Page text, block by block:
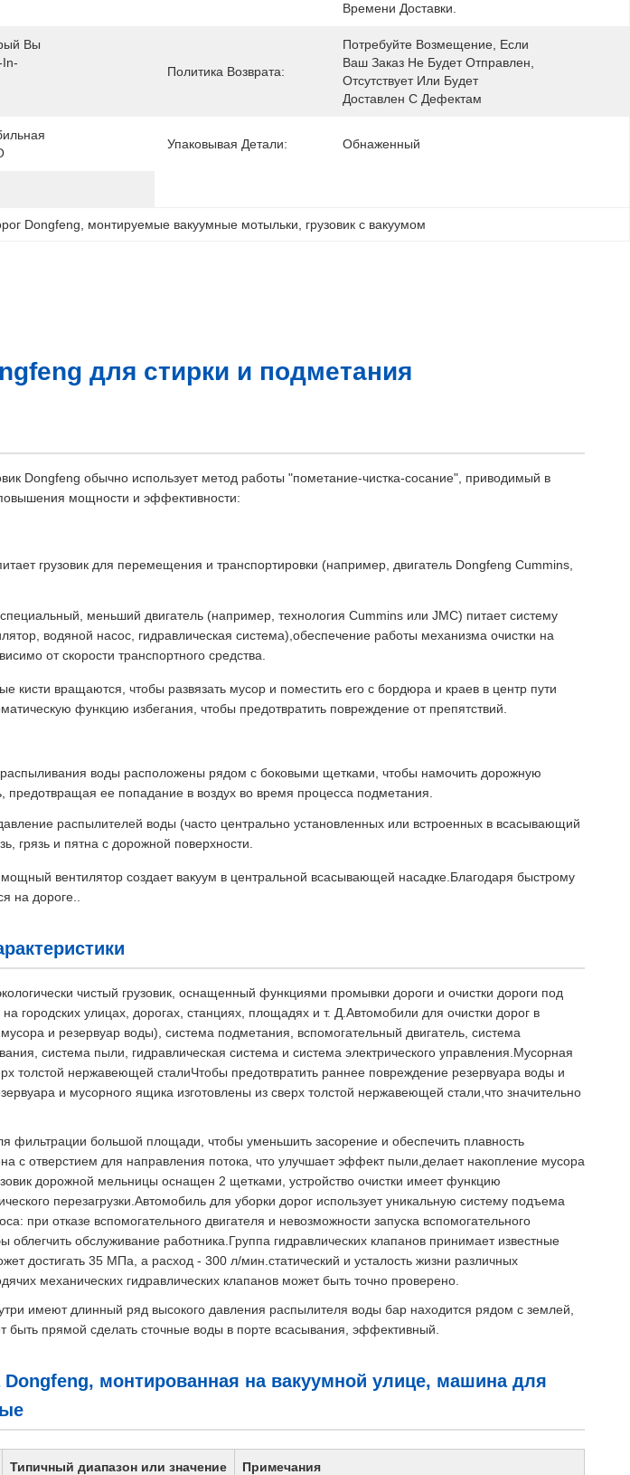
Времени Доставки.
Вы
Политика Возврата:
Потребуйте Возмещение, Если
Ваш Заказ Не Будет Отправлен,
Отсутствует Или Будет
Доставлен С Дефектам
Упаковывая Детали: Обнаженный
Dongfeng монтируемые вакуумные мотыльки грузовик с вакуумом
для стирки и подметания
Dongfeng обычно использует метод работы "пометание-чистка-сосание", приводимый в
мощности и эффективности:
грузовик для перемещения и транспортировки (например, двигатель Dongfeng Cummins,
меньший двигатель (например, технология Cummins или JMC) питает систему
водяной насос, гидравлическая система),обеспечение работы механизма очистки на
от скорости транспортного средства.
кисти вращаются, чтобы развязать мусор и поместить его с бордюра и краев в центр пути
функцию избегания, чтобы предотвратить повреждение от препятствий.
воды расположены рядом с боковыми щетками, чтобы намочить дорожную
предотвращая ее попадание в воздух во время процесса подметания.
распылителей воды (часто центрально установленных или встроенных в всасывающий
грязь и пятна с дорожной поверхности.
вентилятор создает вакуум в центральной всасывающей насадке.Благодаря быстрому
на дороге..
чистый грузовик, оснащенный функциями промывки дороги и очистки дороги под
городских улицах, дорогах, станциях, площадях и т. Д.Автомобили для очистки дорог в
и резервуар воды), система подметания, вспомогательный двигатель, система
система пыли, гидравлическая система и система электрического управления.Мусорная
толстой нержавеющей сталиЧтобы предотвратить раннее повреждение резервуара воды и
и мусорного ящика изготовлены из сверх толстой нержавеющей стали,что значительно
фильтрации большой площади, чтобы уменьшить засорение и обеспечить плавность
с отверстием для направления потока, что улучшает эффект пыли,делает накопление мусора
дорожной мельницы оснащен 2 щетками, устройство очистки имеет функцию
перезагрузки.Автомобиль для уборки дорог использует уникальную систему подъема
при отказе вспомогательного двигателя и невозможности запуска вспомогательного
обслуживание работника.Группа гидравлических клапанов принимает известные
достигать 35 МПа, а расход - 300 л/мин.статический и усталость жизни различных
механических гидравлических клапанов может быть точно проверено.
имеют длинный ряд высокого давления распылителя воды бар находится рядом с землей,
прямой сделать сточные воды в порте всасывания, эффективный.
монтированная на вакуумной улице, машина для
Типичный диапазон или значение Примечания